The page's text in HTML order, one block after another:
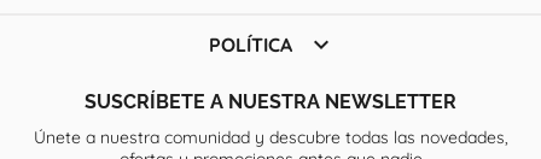
POLÍTICA 
SUSCRÍBETE A NUESTRA NEWSLETTER
Únete a nuestra comunidad y descubre todas las novedades,